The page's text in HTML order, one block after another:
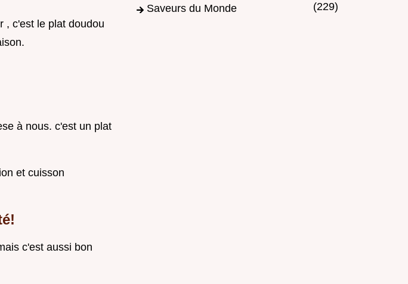
, c'est le plat doudou
à nous. c'est un plat
et cuisson
c'est aussi bon
Saveurs du Monde (229)